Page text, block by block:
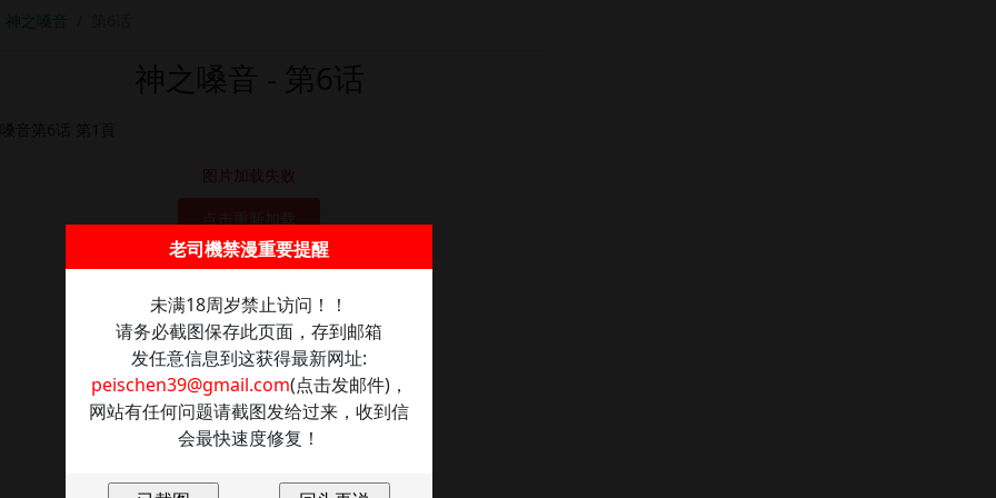
神之嗓音
图片加载失败
老司機禁漫重要提醒
未满18周岁禁止访问！！
请务必截图保存此页面，存到邮箱
发任意信息到这获得最新网址:
peischen39@gmail.com(点击发邮件)，
网站有任何问题请截图发给过来，收到信
会最快速度修复！